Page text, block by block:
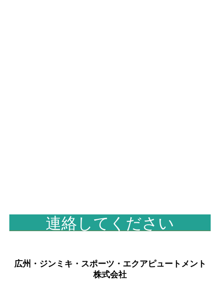
連絡してください
広州・ジンミキ・スポーツ・エクアピュートメント
株式会社